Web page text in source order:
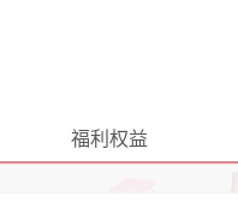
福利权益